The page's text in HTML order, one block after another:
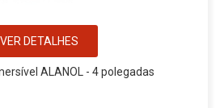
VER DETALHES
ALANOL - 4 polegadas